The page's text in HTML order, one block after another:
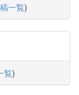
一覧)
覧)